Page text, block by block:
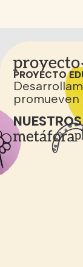
PROYECTO
promueven